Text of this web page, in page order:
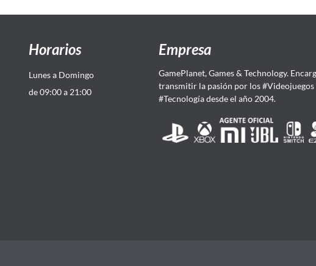
Horarios
Lunes a Domingo
de 09:00 a 21:00
Empresa
GamePlanet, Games & Technology.
transmitir la pasión por los #Videojuegos
#Tecnología desde el año 2004.